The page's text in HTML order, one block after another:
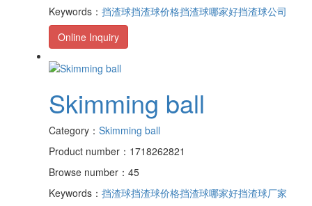
Keywords： 挡渣球挡渣球价格挡渣球哪家好挡渣球公司
Online Inquiry
Skimming ball
Category： Skimming ball
Product number：1718262821
Browse number：45
Keywords： 挡渣球挡渣球价格挡渣球哪家好挡渣球厂家